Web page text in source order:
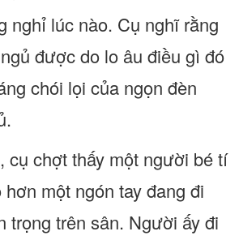
nghỉ lúc nào. Cụ nghĩ rằng
được do lo âu điều gì đó
chói lọi của ngọn đèn
cụ chợt thấy một người bé tí
một ngón tay đang đi
trọng trên sân. Người ấy đi